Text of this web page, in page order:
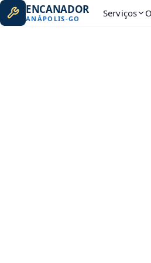
ENCANADOR
ANÁPOLIS-GO Serviços